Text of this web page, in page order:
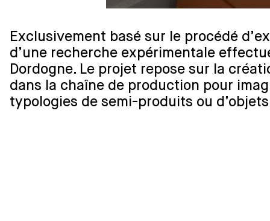
Exclusivement basé sur le procédé
d’une recherche expérimentale
Dordogne. Le projet repose sur la
dans la chaîne de production pour
typologies de semi-produits ou